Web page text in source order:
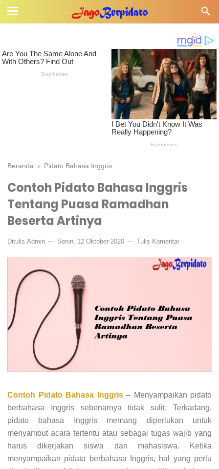
Beranda › Pidato Bahasa Inggris
Contoh Pidato Bahasa Inggris
Tentang Puasa Ramadhan
Beserta Artinya
Ditulis Admin Senin, 12 Oktober 2020 Tulis Komentar
Contoh Pidato Bahasa Inggris– Menyampaikan pidato
berbahasa Inggris sebenarnya tidak sulit. Terkadang,
pidato bahasa Inggris memang diperlukan untuk
menyambut acara tertentu atau sebagai tugas wajib yang
harus dikerjakan siswa dan mahasiswa. Ketika
menyampaikan pidato berbahasa Inggris, hal yang perlu